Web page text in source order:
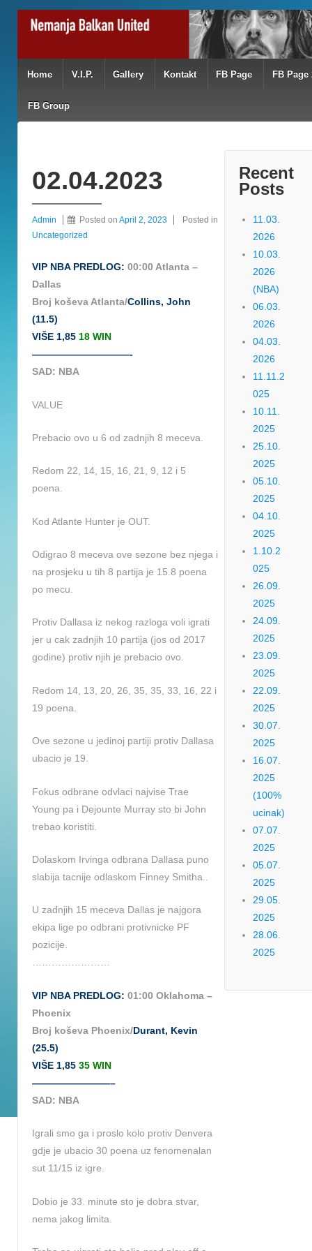
Home V.I.P. Gallery Kontakt FB Page FB Page
FB Group
02.04.2023
Admin Posted on April 2, 2023
Posted in
Uncategorized
VIP NBA PREDLOG: 00:00 Atlanta –
Dallas
Broj koševa Atlanta/Collins, John
(11.5)
VIŠE 1,85 18 WIN
——————————-
SAD: NBA
VALUE
Prebacio ovo u 6 od zadnjih 8 meceva.
Redom 22, 14, 15, 16, 21, 9, 12 i 5
poena.
Kod Atlante Hunter je OUT.
Odigrao 8 meceva ove sezone bez njega i
na prosjeku u tih 8 partija je 15.8 poena
po mecu.
Protiv Dallasa iz nekog razloga voli igrati
jer u cak zadnjih 10 partija (jos od 2017
godine) protiv njih je prebacio ovo.
Redom 14, 13, 20, 26, 35, 35, 33, 16, 22 i
19 poena.
Ove sezone u jedinoj partiji protiv Dallasa
ubacio je 19.
Fokus odbrane odvlaci najvise Trae
Young pa i Dejounte Murray sto bi John
trebao koristiti.
Dolaskom Irvinga odbrana Dallasa puno
slabija tacnije odlaskom Finney Smitha..
U zadnjih 15 meceva Dallas je najgora
ekipa lige po odbrani protivnicke PF
pozicije.
……………………
VIP NBA PREDLOG: 01:00 Oklahoma –
Phoenix
Broj koševa Phoenix/Durant, Kevin
(25.5)
VIŠE 1,85 35 WIN
————————–
SAD: NBA
Igrali smo ga i proslo kolo protiv Denvera
gdje je ubacio 30 poena uz fenomenalan
sut 11/15 iz igre.
Dobio je 33. minute sto je dobra stvar,
nema jakog limita.
Recent
Posts
11.03.
2026
10.03.
2026
(NBA)
06.03.
2026
04.03.
2026
11.11.2
025
10.11.
2025
25.10.
2025
05.10.
2025
04.10.
2025
1.10.2
025
26.09.
2025
24.09.
2025
23.09.
2025
22.09.
2025
30.07.
2025
16.07.
2025
(100%
ucinak)
07.07.
2025
05.07.
2025
29.05.
2025
28.06.
2025